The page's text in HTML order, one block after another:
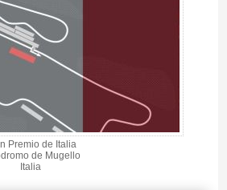
Premio de Italia
de Mugello
Italia